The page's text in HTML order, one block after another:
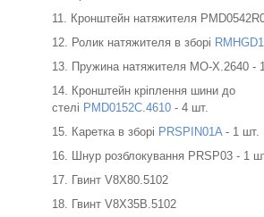
Кронштейн натяжителя
Ролик натяжителя в зборі
Пружина натяжителя MO-X.2640 -
Кронштейн кріплення шини до
стелі PMD0152C.4610 - 4 шт.
Каретка в зборі PRSPIN01A- 1 шт.
Шнур розблокування PRSP03 - 1
Гвинт V8X80.5102
Гвинт V8X35B.5102